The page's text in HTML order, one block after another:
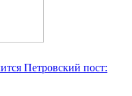
Петровский пост: